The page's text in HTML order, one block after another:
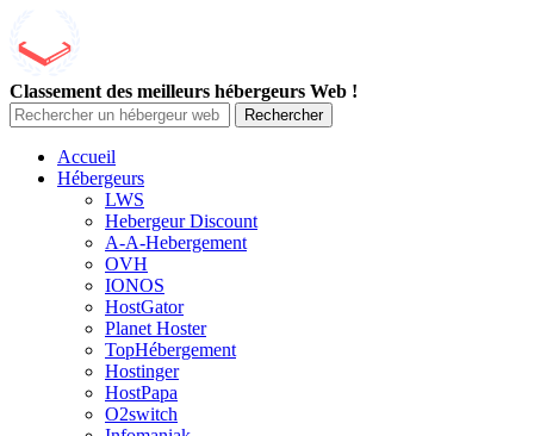
Classement des meilleurs hébergeurs Web !
Rechercher
Accueil
Hébergeurs
LWS
Hebergeur Discount
A-A-Hebergement
OVH
IONOS
HostGator
Planet Hoster
TopHébergement
Hostinger
HostPapa
O2switch